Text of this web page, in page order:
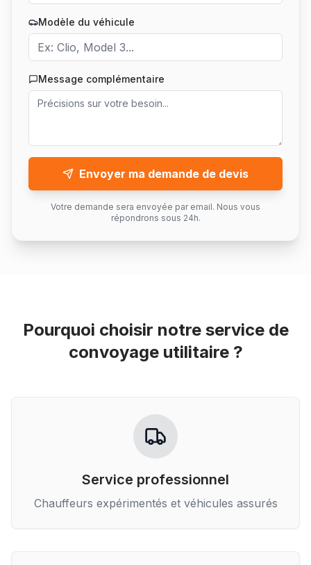
Modèle du véhicule
Message complémentaire
Envoyer ma demande de devis
Votre demande sera envoyée par email. Nous vous
répondrons sous 24h.
Pourquoi choisir notre service de
convoyage utilitaire?
Service professionnel
Chauffeurs expérimentés et véhicules assurés